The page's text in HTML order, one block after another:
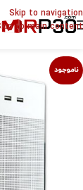
Skip to navigation
to main content
ناموجود